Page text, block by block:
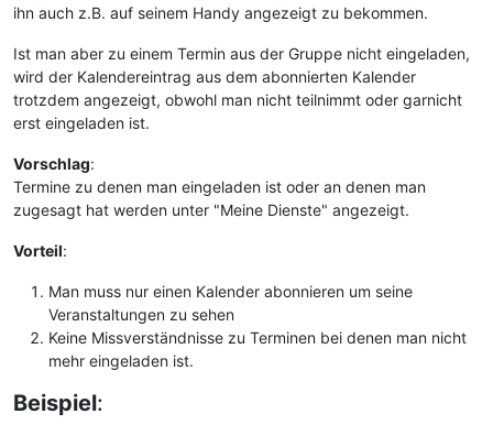
ihn auch z.B. auf seinem Handy angezeigt zu bekommen.
Ist man aber zu einem Termin aus der Gruppe nicht eingeladen,
wird der Kalendereintrag aus dem abonnierten Kalender
trotzdem angezeigt, obwohl man nicht teilnimmt oder garnicht
erst eingeladen ist.
Vorschlag:
Termine zu denen man eingeladen ist oder an denen man
zugesagt hat werden unter "Meine Dienste" angezeigt.
Vorteil:
Man muss nur einen Kalender abonnieren um seine
Veranstaltungen zu sehen
Keine Missverständnisse zu Terminen bei denen man nicht
mehr eingeladen ist.
Beispiel: